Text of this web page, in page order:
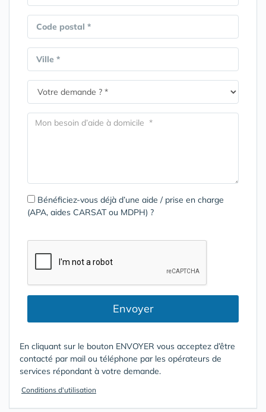
Code postal *
Ville *
Bénéficiez-vous déjà d’une aide / prise en charge
(APA, aides CARSAT ou MDPH) ?
Envoyer
En cliquant sur le bouton ENVOYER vous acceptez d’être
contacté par mail ou téléphone par les opérateurs de
services répondant à votre demande.
Conditions d'utilisation